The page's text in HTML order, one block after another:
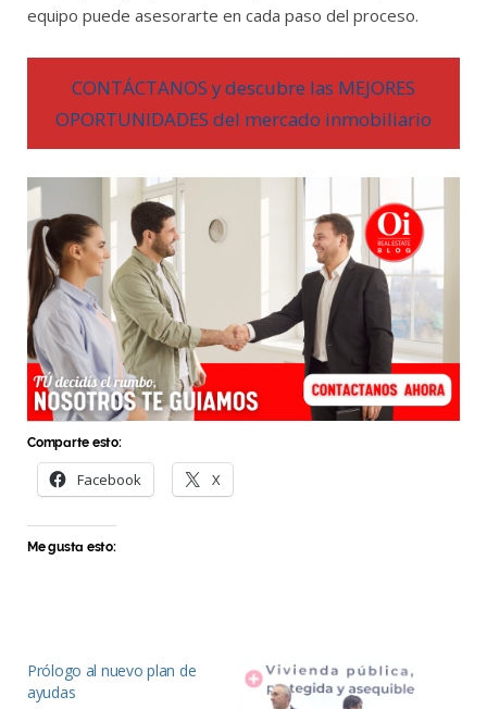
equipo puede asesorarte en cada paso del proceso.
CONTÁCTANOS y descubre las MEJORES
OPORTUNIDADES del mercado inmobiliario
Comparte esto:
Facebook X
Me gusta esto:
Prólogo al nuevo plan de
ayudas